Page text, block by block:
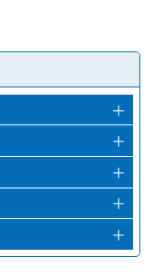
＋
＋
＋
＋
＋